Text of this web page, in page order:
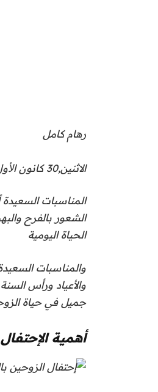
رهام كامل
الاثنين,30 كانون اﻷول (ديسمبر) 2019 – 19:13
المناسبات
الشعور بالفرح
الحياة اليومية
والمناسبات
والأعياد ورأس
جميل في حياة
أهمية